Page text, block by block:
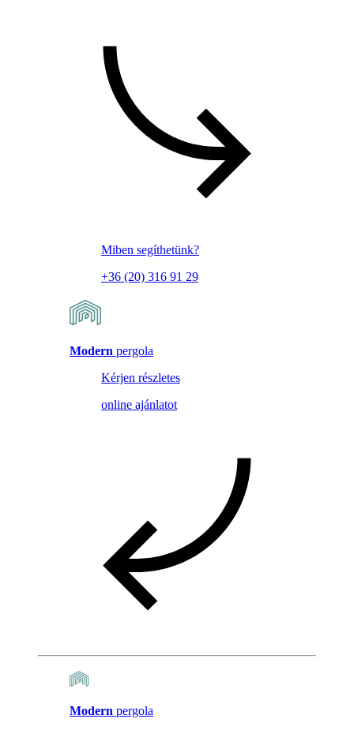
Miben segíthetünk?
+36 (20) 316 91 29
Modern pergola
Kérjen részletes
online ajánlatot
Modern pergola